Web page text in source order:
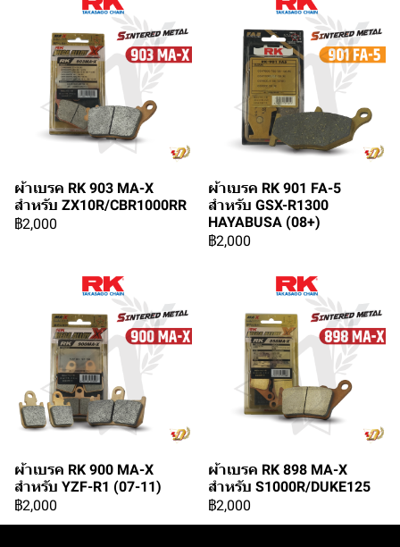
ผ้าเบรค RK 903 MA-X
สำหรับ ZX10R/CBR1000RR
฿2,000
ผ้าเบรค RK 901 FA-5
สำหรับ GSX-R1300
HAYABUSA (08+)
฿2,000
ผ้าเบรค RK 900 MA-X
สำหรับ YZF-R1 (07-11)
฿2,000
ผ้าเบรค RK 898 MA-X
สำหรับ S1000R/DUKE125
฿2,000